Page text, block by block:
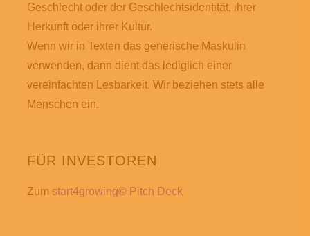
Geschlecht oder der Geschlechtsidentität, ihrer
Herkunft oder ihrer Kultur.
Wenn wir in Texten das generische Maskulin
verwenden, dann dient das lediglich einer
vereinfachten Lesbarkeit. Wir beziehen stets alle
Menschen ein.
FÜR INVESTOREN
Zum start4growing© Pitch Deck